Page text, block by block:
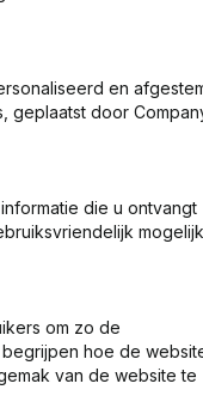
en
geplaatst door
die u ontvangt
om zo de
hoe de
van de website te